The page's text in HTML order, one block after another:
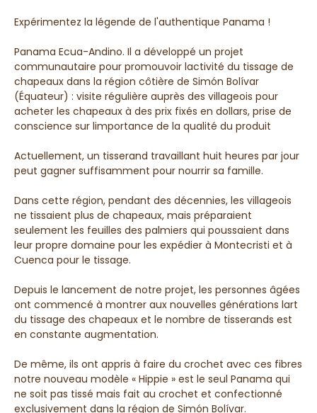
Expérimentez la légende de l'authentique Panama !
Panama Ecua-Andino. Il a développé un projet
communautaire pour promouvoir lactivité du tissage de
chapeaux dans la région côtière de Simón Bolívar
(Équateur) : visite régulière auprès des villageois pour
acheter les chapeaux à des prix fixés en dollars, prise de
conscience sur limportance de la qualité du produit
Actuellement, un tisserand travaillant huit heures par jour
peut gagner suffisamment pour nourrir sa famille.
Dans cette région, pendant des décennies, les villageois
ne tissaient plus de chapeaux, mais préparaient
seulement les feuilles des palmiers qui poussaient dans
leur propre domaine pour les expédier à Montecristi et à
Cuenca pour le tissage.
Depuis le lancement de notre projet, les personnes âgées
ont commencé à montrer aux nouvelles générations lart
du tissage des chapeaux et le nombre de tisserands est
en constante augmentation.
De même, ils ont appris à faire du crochet avec ces fibres
notre nouveau modèle « Hippie » est le seul Panama qui
ne soit pas tissé mais fait au crochet et confectionné
exclusivement dans la région de Simón Bolívar.